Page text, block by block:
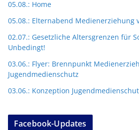
05.08.: Home
05.08.: Elternabend Medienerziehung
02.07.: Gesetzliche Altersgrenzen für
Unbedingt!
03.06.: Flyer: Brennpunkt
Jugendmedienschutz
03.06.: Konzeption
Facebook-Updates